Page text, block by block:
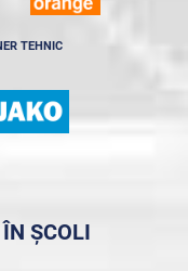
TEHNIC
ȘCOLI